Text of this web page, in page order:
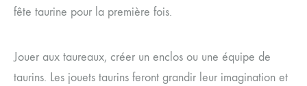
fête taurine pour la première fois.
Jouer aux taureaux, créer un enclos ou une équipe de
taurins. Les jouets taurins feront grandir leur imagination et